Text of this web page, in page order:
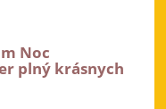
Noc
plný krásnych